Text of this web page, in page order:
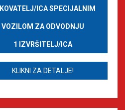
ICA SPECIJALNIM
VOZILOM ZA ODVODNJU
1 IZVRŠITELJ/ICA
KLIKNI ZA DETALJE!